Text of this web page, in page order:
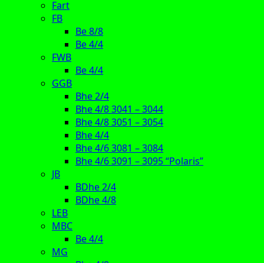
Fart
FB
Be 8/8
Be 4/4
FWB
Be 4/4
GGB
Bhe 2/4
Bhe 4/8 3041 – 3044
Bhe 4/8 3051 – 3054
Bhe 4/4
Bhe 4/6 3081 – 3084
Bhe 4/6 3091 – 3095 “Polaris”
JB
BDhe 2/4
BDhe 4/8
LEB
MBC
Be 4/4
MG